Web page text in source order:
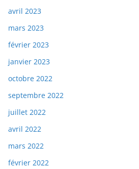
avril 2023
mars 2023
février 2023
janvier 2023
octobre 2022
septembre 2022
juillet 2022
avril 2022
mars 2022
février 2022